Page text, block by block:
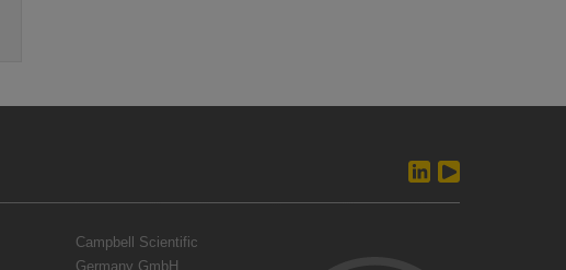
Campbell Scientific
Germany GmbH